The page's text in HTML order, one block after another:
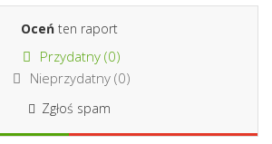
Oceńten raport
Przydatny (0)
Nieprzydatny (0)
Zgłoś spam